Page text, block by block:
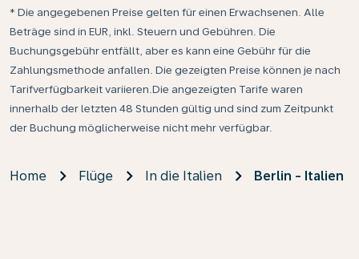
* Die angegebenen Preise gelten für einen Erwachsenen. Alle
Beträge sind in EUR, inkl. Steuern und Gebühren. Die
Buchungsgebühr entfällt, aber es kann eine Gebühr für die
Zahlungsmethode anfallen. Die gezeigten Preise können je nach
Tarifverfügbarkeit variieren.Die angezeigten Tarife waren
innerhalb der letzten 48 Stunden gültig und sind zum Zeitpunkt
der Buchung möglicherweise nicht mehr verfügbar.
Home Flüge In die Italien Berlin - Italien